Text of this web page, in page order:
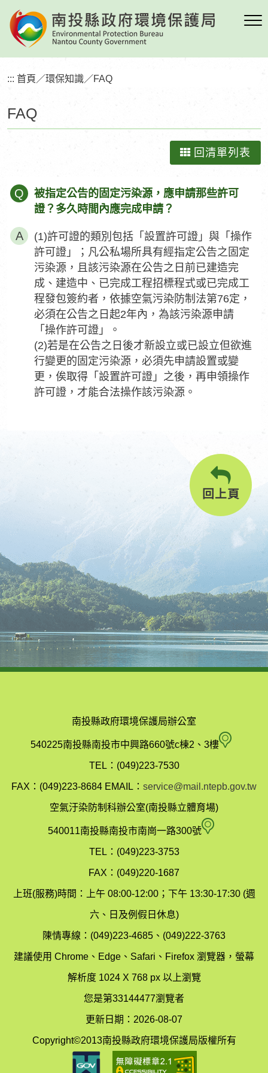
到
要
塊FAQ
::: 首頁 ／環保知識／FAQ
回清單列表
Q
被指定公告的固定污染源，應申請那些許可
證？多久時間內應完成申請？
(1)許可證的類別包括「設置許可證」與「操作
許可證」；凡公私場所具有經指定公告之固定
污染源，且該污染源在公告之日前已建造完
成、建造中、已完成工程招標程式或已完成工
程發包簽約者，依據空氣污染防制法第76定，
必須在公告之日起2年內，為該污染源申請
「操作許可證」。
(2)若是在公告之日後才新設立或已設立但欲進
行變更的固定污染源，必須先申請設置或變
更，俟取得「設置許可證」之後，再申領操作
許可證，才能合法操作該污染源。
回上頁
南投縣政府環境保護局辦公室
540225南投縣南投市中興路660號c棟2、3樓 南
縣
保
局
圖
TEL：(049)223-7530
FAX：(049)223-8684 EMAIL： service@mail.ntepb.gov.tw
空氣汙染防制科辦公室(南投縣立體育場)
540011南投縣南投市南崗一路300號 空
染
制
科
(南
TEL：(049)223-3753
FAX：(049)220-1687
上班(服務)時間：上午 08:00-12:00；下午 13:30-17:30 (週
六、日及例假日休息)
陳情專線：(049)223-4685、(049)222-3763
建議使用 Chrome、Edge、Safari、Firefox 瀏覽器，螢幕
解析度 1024 X 768 px 以上瀏覽
您是第33144477瀏覽者
更新日期：2026-08-07
Copyright©2013南投縣政府環境保護局版權所有